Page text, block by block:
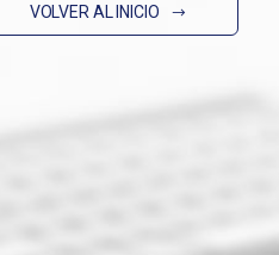
VOLVER AL INICIO